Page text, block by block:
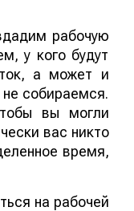
рабочую
у кого будут
а может и
собираемся.
вы могли
вас никто
время,
на рабочей